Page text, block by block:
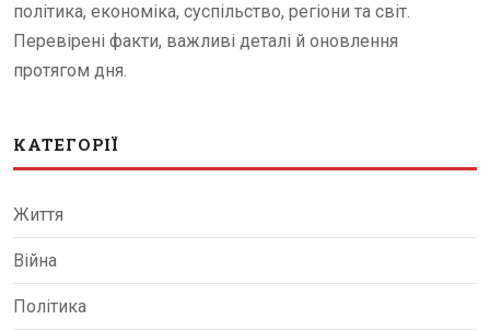
політика, економіка, суспільство, регіони та світ.
Перевірені факти, важливі деталі й оновлення
протягом дня.
КАТЕГОРІЇ
Життя
Війна
Політика